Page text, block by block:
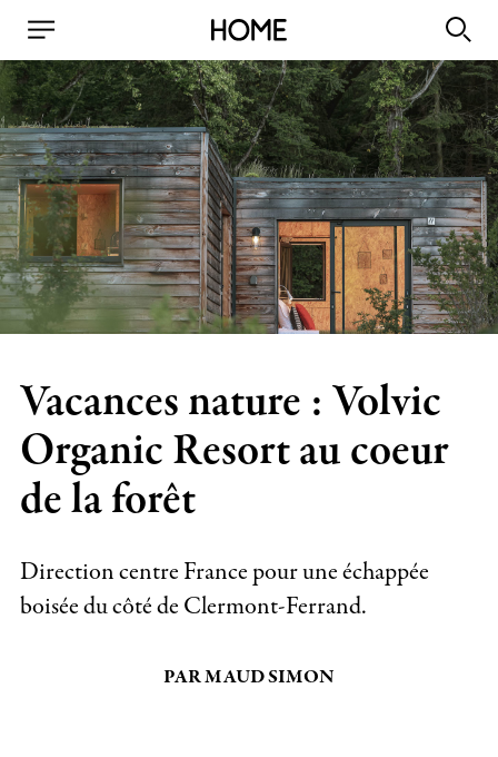
Vacances nature : Volvic
Organic Resort au coeur
de la forêt
Direction centre France pour une échappée
boisée du côté de Clermont-Ferrand.
PAR MAUD SIMON